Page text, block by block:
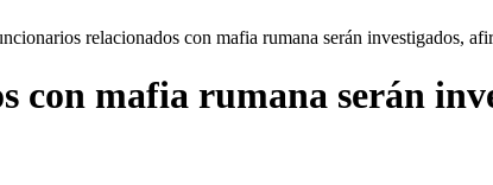
relacionados con mafia rumana serán investigados,
con mafia rumana serán